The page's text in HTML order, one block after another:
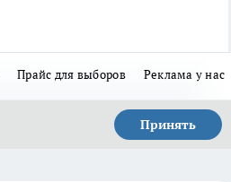
Прайс для выборов Реклама у нас
Принять